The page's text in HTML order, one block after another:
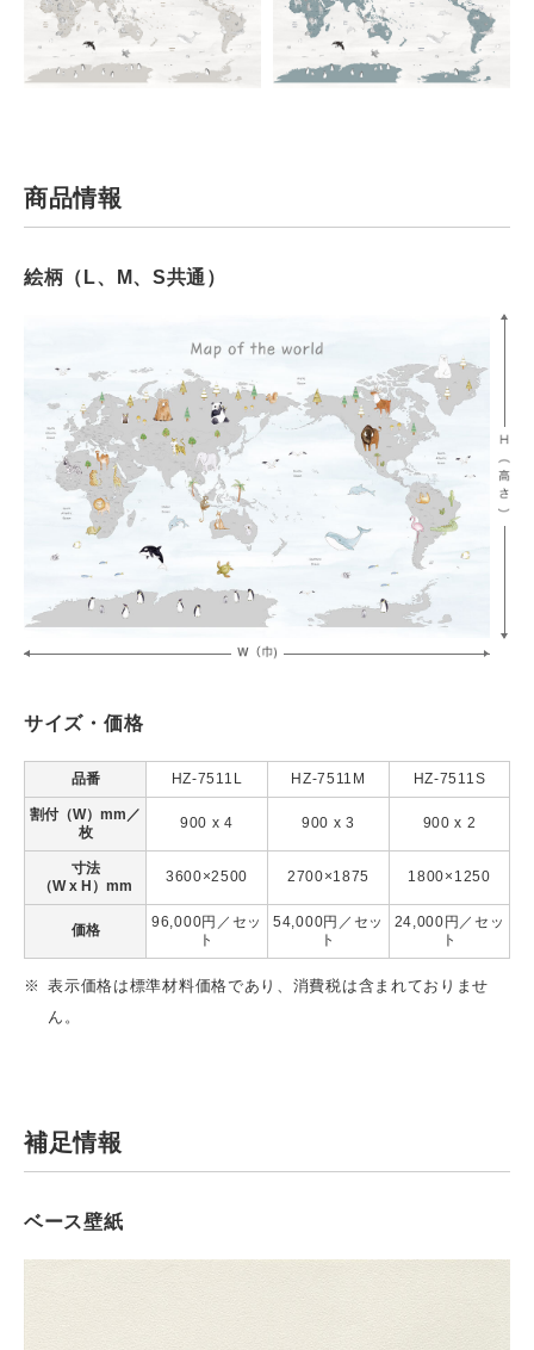
商品情報
絵柄（L、M、S共通）
サイズ・価格
品番 HZ-7511L HZ-7511M HZ-7511S
割付（W）mm／
枚
900 x 4 900 x 3 900 x 2
寸法
（W x H）mm
3600×2500 2700×1875 1800×1250
価格
96,000円／セッ
ト
54,000円／セッ
ト
24,000円／セッ
ト
表示価格は標準材料価格であり、消費税は含まれておりませ
ん。
補足情報
ベース壁紙